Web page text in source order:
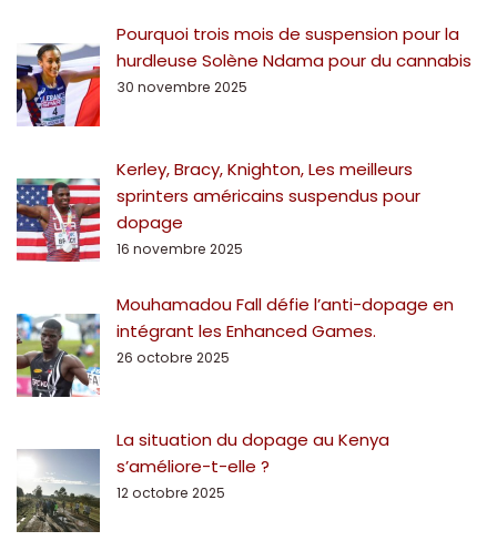
Pourquoi trois mois de suspension pour la
hurdleuse Solène Ndama pour du cannabis
30 novembre 2025
Kerley, Bracy, Knighton, Les meilleurs
sprinters américains suspendus pour
dopage
16 novembre 2025
Mouhamadou Fall défie l’anti-dopage en
intégrant les Enhanced Games.
26 octobre 2025
La situation du dopage au Kenya
s’améliore-t-elle ?
12 octobre 2025